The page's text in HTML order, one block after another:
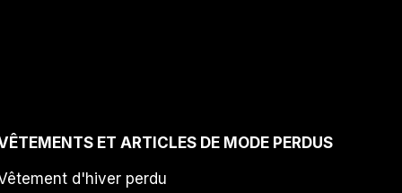
ET ARTICLES DE MODE PERDUS
d'hiver perdu